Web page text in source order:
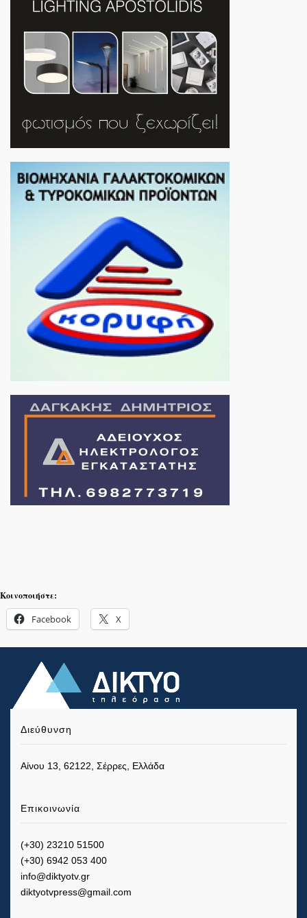
Κοινοποιήστε:
Facebook X
Διεύθυνση
Αίνου 13, 62122, Σέρρες, Ελλάδα
Επικοινωνία
(+30) 23210 51500
(+30) 6942 053 400
info@diktyotv.gr
diktyotvpress@gmail.com